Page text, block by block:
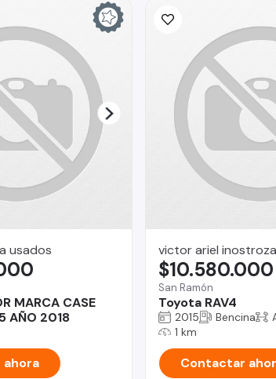
usados
MARCA CASE
AÑO 2018
victor ariel
San Ramón
Toyota RAV4
$10.580.000
2015 Bencina
1 km
Contactar